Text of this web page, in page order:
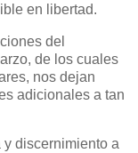
en libertad.
del
de los cuales
nos dejan
adicionales a tan
discernimiento a